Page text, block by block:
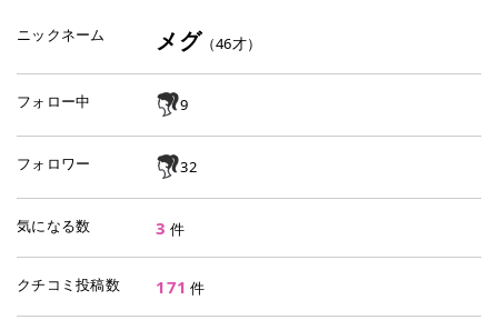
ニックネーム メグ （46才）
フォロー中 9
フォロワー 32
気になる数 3 件
クチコミ投稿数 171 件